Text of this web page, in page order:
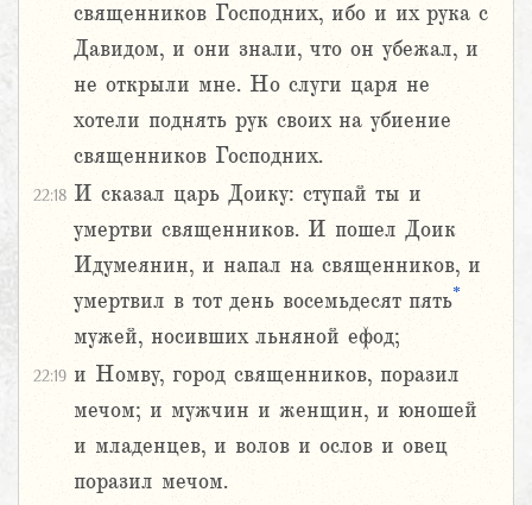
священников Господних, ибо и их рука с
Давидом, и они знали, что он убежал, и
не открыли мне. Но слуги царя не
хотели поднять рук своих на убиение
священников Господних.
22:18 И сказал царь Доику: ступай ты и
умертви священников. И пошел Доик
Идумеянин, и напал на священников, и
умертвил в тот день восемьдесят пять*
мужей, носивших льняной ефод;
22:19 и Номву, город священников, поразил
мечом; и мужчин и женщин, и юношей
и младенцев, и волов и ослов и овец
поразил мечом.